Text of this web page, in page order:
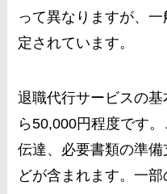
って異なりますが、
定されています。
退職代行サービスの
ら50,000円程度です
伝達、必要書類の準
どが含まれます。一